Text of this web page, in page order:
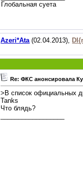
Глобальная суета
Azeri*Ata(02.04.2013),
Re: ФКС анонсировала
>В список официальных
Tanks
Что блядь?